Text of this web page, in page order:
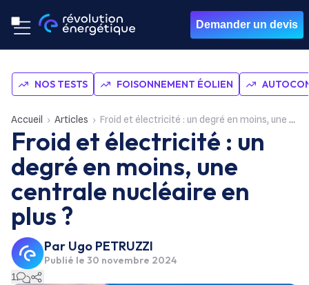
Demander un devis
NOS TESTS FOISONNEMENT ÉOLIEN
Accueil Articles Froid et électricité : un degré en moins, une centrale nucléaire en plus ?
Froid et électricité : un
degré en moins, une
centrale nucléaire en
plus ?
Par Ugo PETRUZZI
Publié le 30 novembre 2024
1